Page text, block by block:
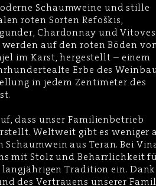
Schaumweine und stille
roten Sorten Refoškis,
Chardonnay und
werden auf den roten Böden
im Karst, hergestellt – einem
Erbe des
in jedem Zentimeter des
dass unser Familienbetrieb
Weltweit gibt es weniger
Schaumwein aus Teran. Bei
mit Stolz und Beharrlichkeit
langjährigen Tradition ein. Dank
des Vertrauens unserer